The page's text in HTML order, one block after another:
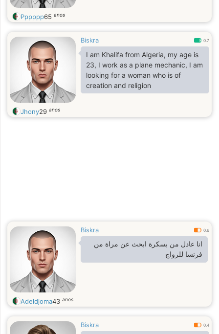
Pppppp65 anos
Biskra 0.7
I am Khalifa from Algeria, my age is
23, I work as a plane mechanic, I am
looking for a woman who is of
creation and religion
Jhony29 anos
Biskra 0.6
انا عادل من بسكرة ابحث عن مراة من
فرنسا للزواج
Adeldjoma43 anos
Biskra 0.4